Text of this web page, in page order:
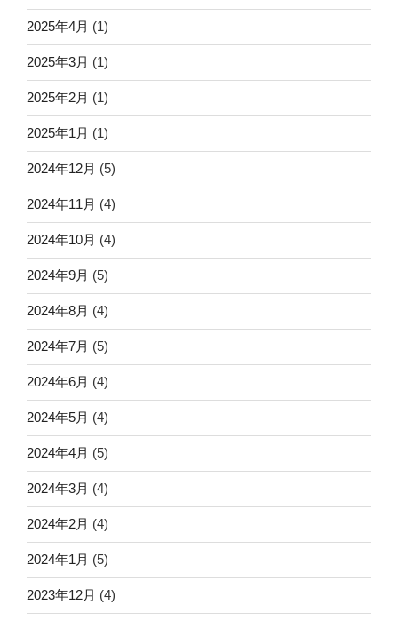
2025年4月 (1)
2025年3月 (1)
2025年2月 (1)
2025年1月 (1)
2024年12月 (5)
2024年11月 (4)
2024年10月 (4)
2024年9月 (5)
2024年8月 (4)
2024年7月 (5)
2024年6月 (4)
2024年5月 (4)
2024年4月 (5)
2024年3月 (4)
2024年2月 (4)
2024年1月 (5)
2023年12月 (4)